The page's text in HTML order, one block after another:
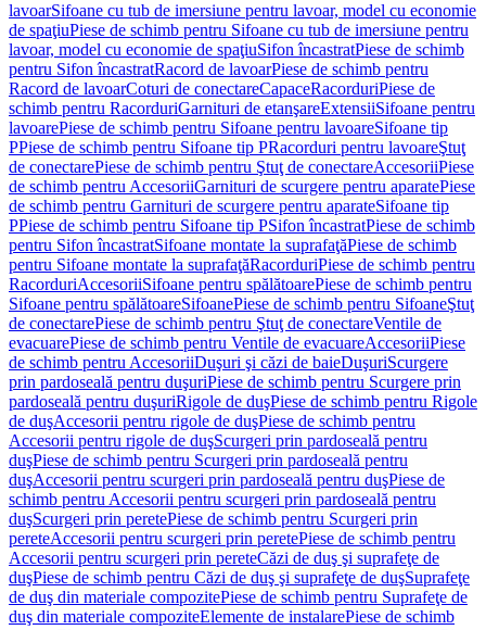
lavoarSifoane cu tub de imersiune pentru lavoar, model cu economie
de spaţiuPiese de schimb pentru Sifoane cu tub de imersiune pentru
lavoar, model cu economie de spaţiuSifon încastratPiese de schimb
pentru Sifon încastratRacord de lavoarPiese de schimb pentru
Racord de lavoarCoturi de conectareCapaceRacorduriPiese de
schimb pentru RacorduriGarnituri de etanşareExtensiiSifoane pentru
lavoarePiese de schimb pentru Sifoane pentru lavoareSifoane tip
PPiese de schimb pentru Sifoane tip PRacorduri pentru lavoareŞtuţ
de conectarePiese de schimb pentru Ştuţ de conectareAccesoriiPiese
de schimb pentru AccesoriiGarnituri de scurgere pentru aparatePiese
de schimb pentru Garnituri de scurgere pentru aparateSifoane tip
PPiese de schimb pentru Sifoane tip PSifon încastratPiese de schimb
pentru Sifon încastratSifoane montate la suprafaţăPiese de schimb
pentru Sifoane montate la suprafaţăRacorduriPiese de schimb pentru
RacorduriAccesoriiSifoane pentru spălătoarePiese de schimb pentru
Sifoane pentru spălătoareSifoanePiese de schimb pentru SifoaneŞtuţ
de conectarePiese de schimb pentru Ştuţ de conectareVentile de
evacuarePiese de schimb pentru Ventile de evacuareAccesoriiPiese
de schimb pentru AccesoriiDuşuri şi căzi de baieDuşuriScurgere
prin pardoseală pentru duşuriPiese de schimb pentru Scurgere prin
pardoseală pentru duşuriRigole de duşPiese de schimb pentru Rigole
de duşAccesorii pentru rigole de duşPiese de schimb pentru
Accesorii pentru rigole de duşScurgeri prin pardoseală pentru
duşPiese de schimb pentru Scurgeri prin pardoseală pentru
duşAccesorii pentru scurgeri prin pardoseală pentru duşPiese de
schimb pentru Accesorii pentru scurgeri prin pardoseală pentru
duşScurgeri prin peretePiese de schimb pentru Scurgeri prin
pereteAccesorii pentru scurgeri prin peretePiese de schimb pentru
Accesorii pentru scurgeri prin pereteCăzi de duş şi suprafeţe de
duşPiese de schimb pentru Căzi de duş şi suprafeţe de duşSuprafeţe
de duş din materiale compozitePiese de schimb pentru Suprafeţe de
duş din materiale compoziteElemente de instalarePiese de schimb